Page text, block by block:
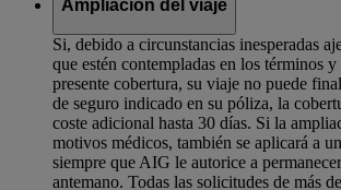
Ampliación del viaje
Si, debido a circunstancias inesperadas
que estén contempladas en los términos
presente cobertura, su viaje no puede
de seguro indicado en su póliza, la
coste adicional hasta 30 días. Si la
motivos médicos, también se aplicará a
siempre que AIG le autorice a
antemano. Todas las solicitudes de más